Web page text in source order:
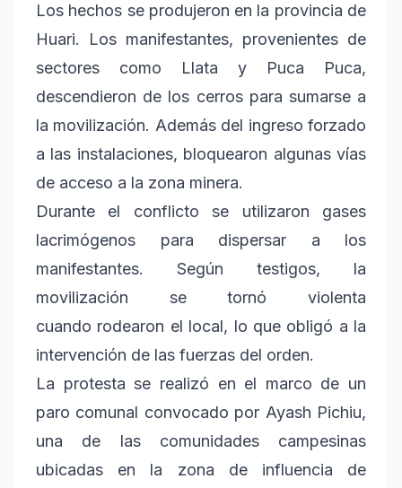
Los hechos se produjeron en la provincia de
Huari. Los manifestantes, provenientes de
sectores como Llata y Puca Puca,
descendieron de los cerros para sumarse a
la movilización. Además del ingreso forzado
a las instalaciones, bloquearon algunas vías
de acceso a la zona minera.
Durante el conflicto se utilizaron gases
lacrimógenos para dispersar a los
manifestantes. Según testigos, la
movilización se tornó violenta
cuando rodearon el local, lo que obligó a la
intervención de las fuerzas del orden.
La protesta se realizó en el marco de un
paro comunal convocado por Ayash Pichiu,
una de las comunidades campesinas
ubicadas en la zona de influencia de